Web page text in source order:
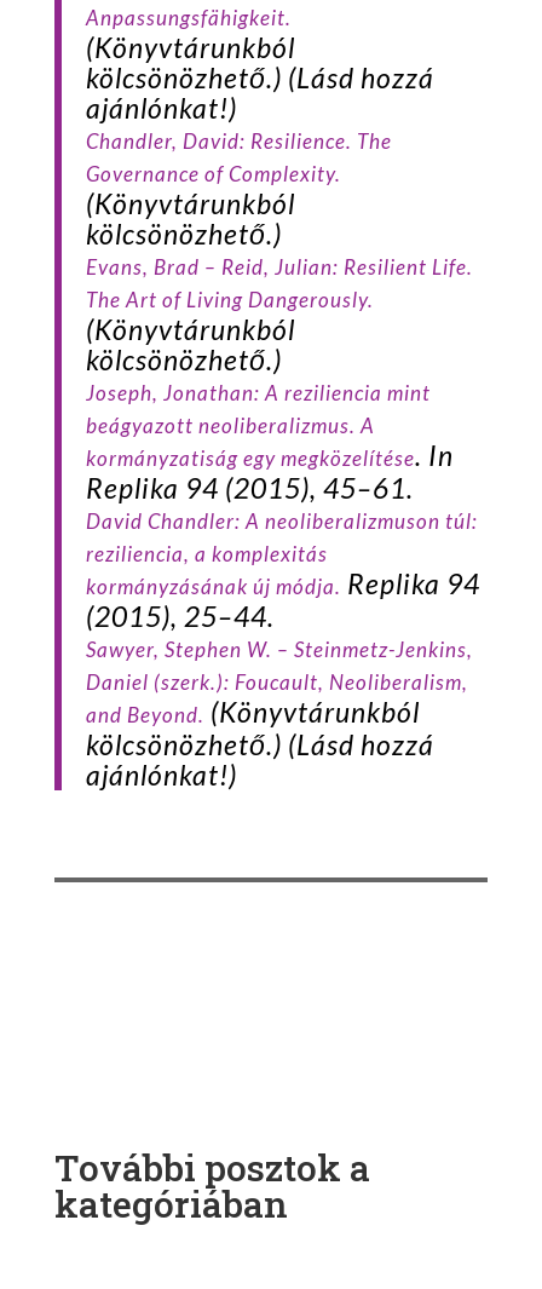
Anpassungsfähigkeit.
(Könyvtárunkból
kölcsönözhető.) (Lásd hozzá
ajánlónkat!)
Chandler, David: Resilience. The
Governance of Complexity.
(Könyvtárunkból
kölcsönözhető.)
Evans, Brad – Reid, Julian: Resilient Life.
The Art of Living Dangerously.
(Könyvtárunkból
kölcsönözhető.)
Joseph, Jonathan: A reziliencia mint
beágyazott neoliberalizmus. A
kormányzatiság egy megközelítése. In
Replika 94 (2015), 45–61.
David Chandler: A neoliberalizmuson túl:
reziliencia, a komplexitás
kormányzásának új módja. Replika 94
(2015), 25–44.
Sawyer, Stephen W. – Steinmetz-Jenkins,
Daniel (szerk.): Foucault, Neoliberalism,
and Beyond. (Könyvtárunkból
kölcsönözhető.) (Lásd hozzá
ajánlónkat!)
További posztok a
kategóriában